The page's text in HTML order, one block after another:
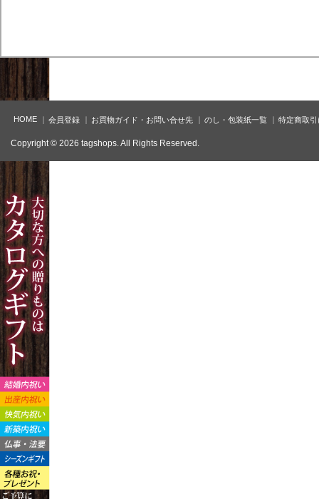
HOME 会員登録 お買物ガイド・お問い合せ先 のし・包装紙一覧 特定商取
Copyright © 2026 tagshops. All Rights Reserved.